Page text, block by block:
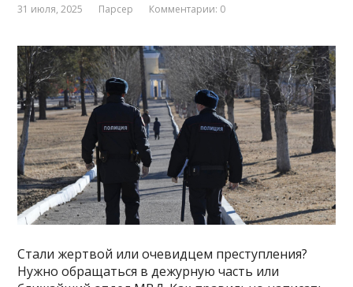
31 июля, 2025 Парсер Комментарии: 0
Стали жертвой или очевидцем преступления?
Нужно обращаться в дежурную часть или